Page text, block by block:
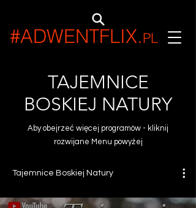
#ADWENTFLIX.PL
TAJEMNICE
BOSKIEJ NATURY
Aby obejrzeć więcej programów - kliknij
rozwijane Menu powyżej
Tajemnice Boskiej Natury